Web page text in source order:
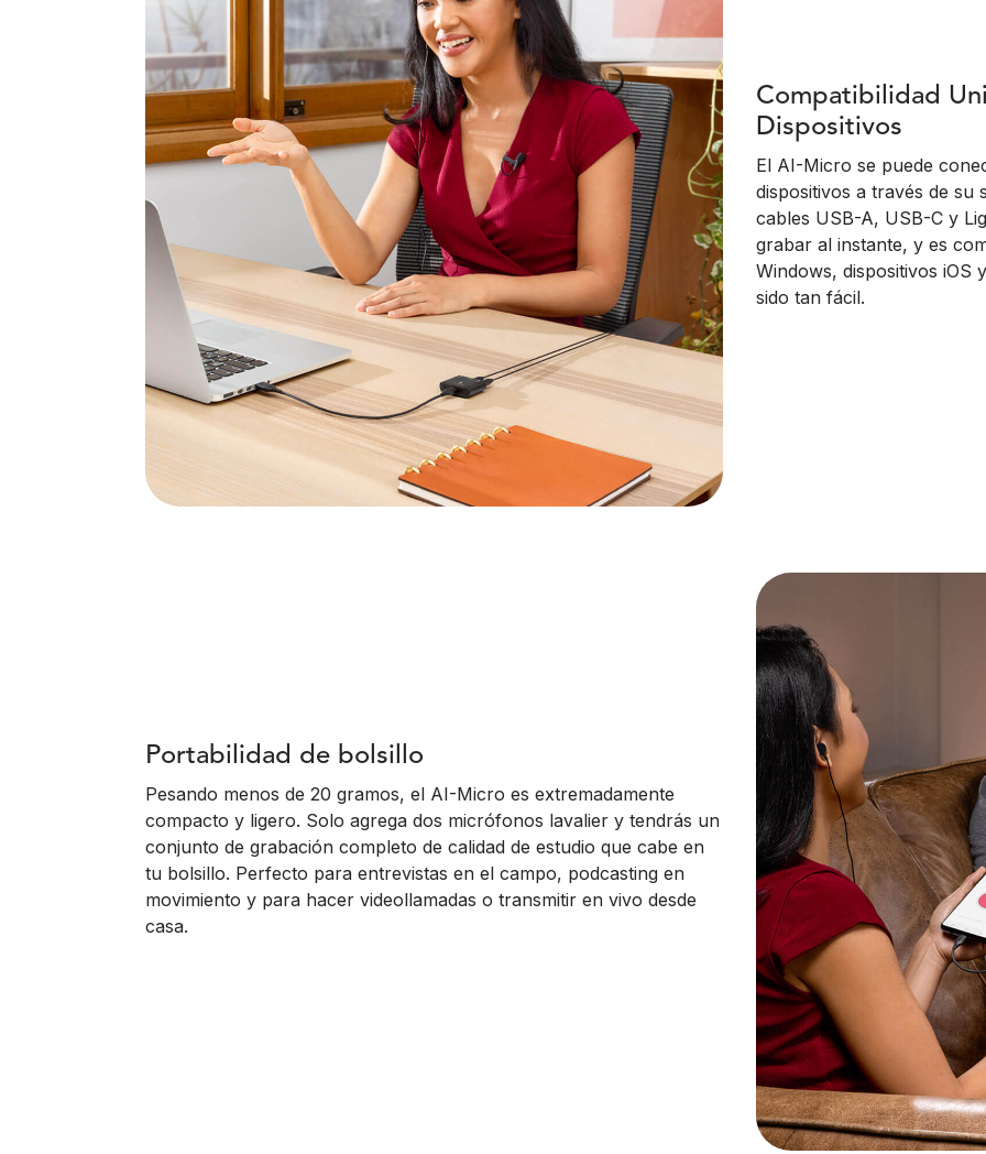
Compatibilidad
Dispositivos
El AI-Micro se puede
dispositivos a través de su
cables USB-A, USB-C y
grabar al instante, y es
Windows, dispositivos iOS
sido tan fácil.
Portabilidad de bolsillo
Pesando menos de 20 gramos, el AI-Micro es extremadamente
compacto y ligero. Solo agrega dos micrófonos lavalier y tendrás un
conjunto de grabación completo de calidad de estudio que cabe en
tu bolsillo. Perfecto para entrevistas en el campo, podcasting en
movimiento y para hacer videollamadas o transmitir en vivo desde
casa.